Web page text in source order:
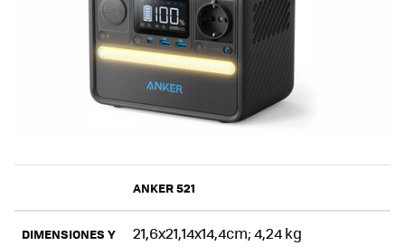
ANKER 521
DIMENSIONES Y
21,6x21,14x14,4cm; 4,24 kg